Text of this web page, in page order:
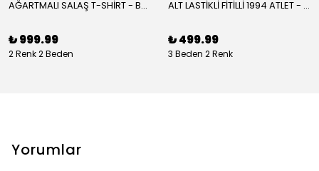
AĞARTMALI SALAŞ T-SHİRT - BEYAZ
₺ 999.99
2 Renk 2 Beden
ALT LASTİKLİ FİTİLLİ 1994 ATLET - BORDO
₺ 499.99
3 Beden 2 Renk
Yorumlar